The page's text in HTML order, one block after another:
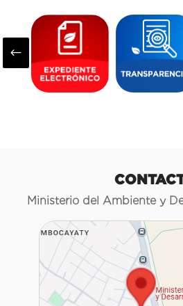
#
Ministerio del Ambiente y